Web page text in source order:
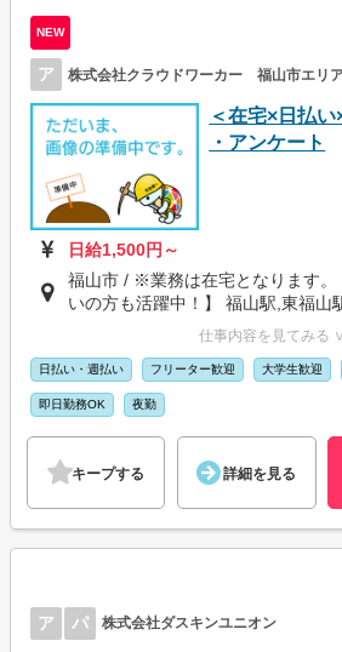
NEW
ア 株式会社クラウドワーカー 福山市エリ
＜在宅×日払
・アンケート
日給1,500円～
福山市 / ※業務は在宅となります。
いの方も活躍中！】 福山駅,東福山
仕事内容を見てみる ∨
日払い・週払い フリーター歓迎 大学生歓迎
即日勤務OK 夜勤
キープする 詳細を見る
ア パ 株式会社ダスキンユニオン